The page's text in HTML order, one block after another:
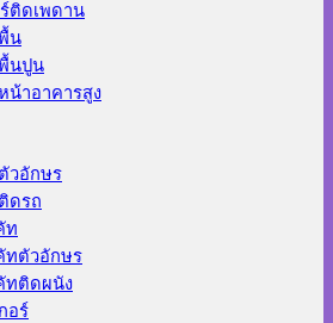
ติดเพดาน
น
นปูน
น้าอาคารสูง
วอักษร
ดรถ
ท
ทตัวอักษร
ทติดผนัง
อร์